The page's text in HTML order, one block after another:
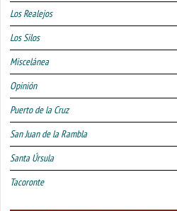
Los Realejos
Los Silos
Miscelánea
Opinión
Puerto de la Cruz
San Juan de la Rambla
Santa Úrsula
Tacoronte